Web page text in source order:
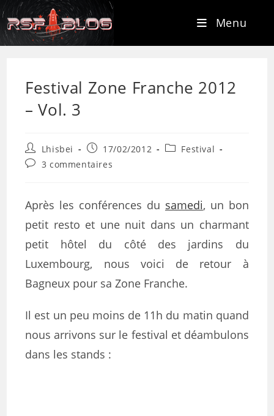
Menu
Festival Zone Franche 2012
– Vol. 3
Lhisbei 17/02/2012
Festival
3 commentaires
Après les conférences du samedi, un bon
petit resto et une nuit dans un charmant
petit hôtel du côté des jardins du
Luxembourg, nous voici de retour à
Bagneux pour sa Zone Franche.
Il est un peu moins de 11h du matin quand
nous arrivons sur le festival et déambulons
dans les stands :